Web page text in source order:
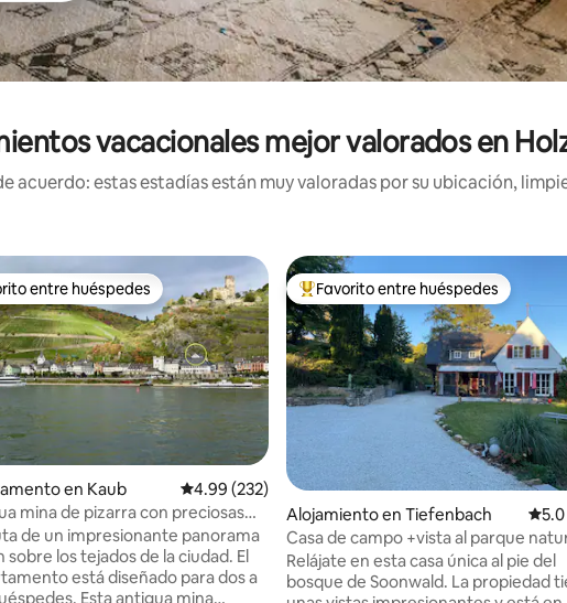
vacacionales mejor valorados en
acuerdo: estas estadías están muy valoradas por su ubicación,
entre huéspedes
entre huéspedes
en Kaub Calificación promedio: 4.99 de 5, 232 reseñas
4.99 (232)
mina de pizarra con preciosas
río
de un impresionante panorama
sobre los tejados de la ciudad. El
está diseñado para dos a
Esta antigua mina
Favorito entre huéspedes preferido
Favorito entre huéspedes
Alojamiento en Tiefenbach
Casa de campo +vista al parque
btw rhine moselle
Relájate en esta casa única al pie del
bosque de Soonwald. La propiedad